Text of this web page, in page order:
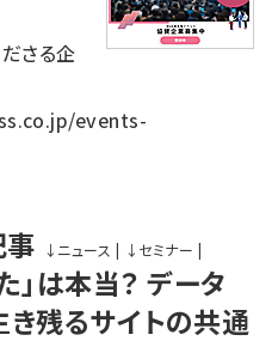
さる企
events-
事 ↓ ニュース | ↓ セミナー |
」は本当？ データ
残るサイトの共通